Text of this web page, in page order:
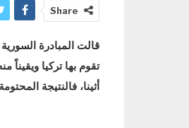
Share
تقوم بها تركيا
أثينا، فالنتيجة